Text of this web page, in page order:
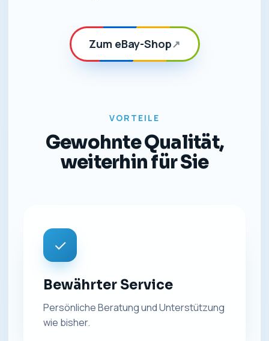
Zum eBay-Shop↗
VORTEILE
Gewohnte Qualität,
weiterhin für Sie
✓
Bewährter Service
Persönliche Beratung und Unterstützung
wie bisher.